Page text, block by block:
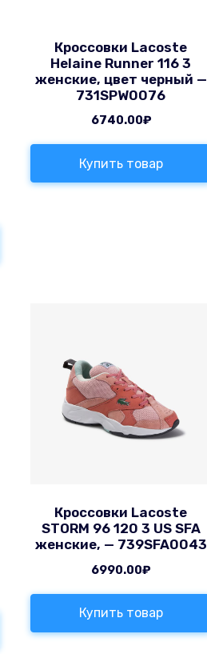
Кроссовки Lacoste
Helaine Runner 116 3
женские, цвет черный —
731SPW0076
6740.00₽
Купить товар
Кроссовки Lacoste
STORM 96 120 3 US SFA
женские, — 739SFA0043
6990.00₽
Купить товар